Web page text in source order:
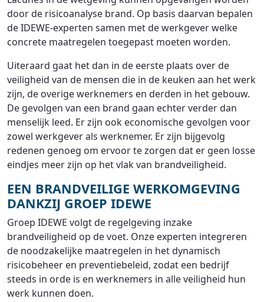
door de risicoanalyse brand. Op basis daarvan bepalen
de IDEWE-experten samen met de werkgever welke
concrete maatregelen toegepast moeten worden.
Uiteraard gaat het dan in de eerste plaats over de
veiligheid van de mensen die in de keuken aan het werk
zijn, de overige werknemers en derden in het gebouw.
De gevolgen van een brand gaan echter verder dan
menselijk leed. Er zijn ook economische gevolgen voor
zowel werkgever als werknemer. Er zijn bijgevolg
redenen genoeg om ervoor te zorgen dat er geen losse
eindjes meer zijn op het vlak van brandveiligheid.
EEN BRANDVEILIGE WERKOMGEVING
DANKZIJ GROEP IDEWE
Groep IDEWE volgt de regelgeving inzake
brandveiligheid op de voet. Onze experten integreren
de noodzakelijke maatregelen in het dynamisch
risicobeheer en preventiebeleid, zodat een bedrijf
steeds in orde is en werknemers in alle veiligheid hun
werk kunnen doen.